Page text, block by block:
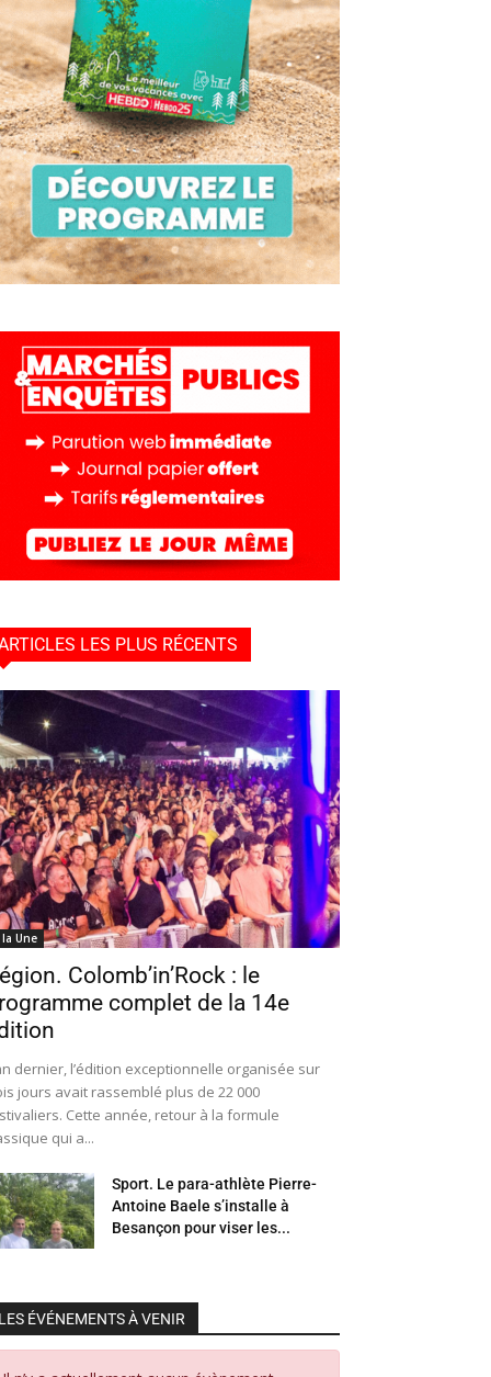
LES PLUS RÉCENTS
la Une
Colomb’in’Rock : le
complet de la 14e
dernier, l’édition exceptionnelle organisée sur
jours avait rassemblé plus de 22 000
Cette année, retour à la formule
qui a...
Sport. Le para-athlète Pierre-
Antoine Baele s’installe à
Besançon pour viser les...
LES ÉVÉNEMENTS À VENIR